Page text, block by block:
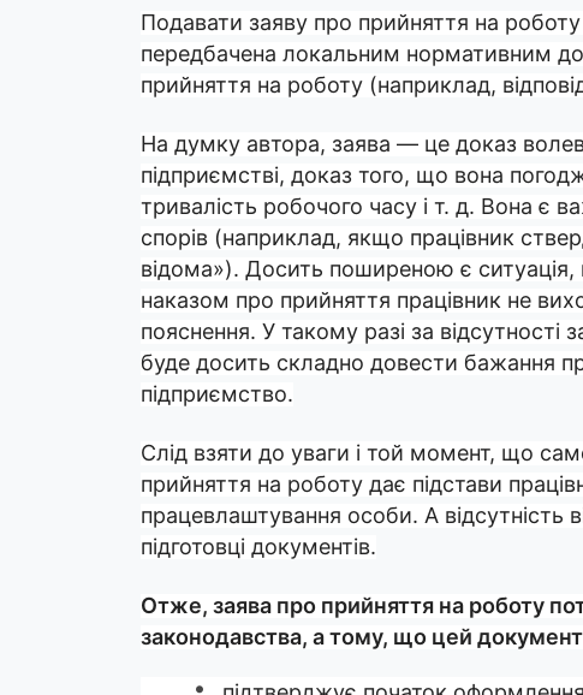
Подавати заяву про прийняття на
передбачена локальним нормативним
прийняття на роботу (наприклад,
На думку автора, заява — це доказ
підприємстві, доказ того, що вона
тривалість робочого часу і т. д. Вона є
спорів (наприклад, якщо працівник
відома»). Досить поширеною є
наказом про прийняття працівник не
пояснення. У такому разі за
буде досить складно довести бажання
підприємство.
Слід взяти до уваги і той момент, що
прийняття на роботу дає підстави
працевлаштування особи. А відсутність
підготовці документів.
Отже, заява про прийняття на роботу
законодавства, а тому, що цей